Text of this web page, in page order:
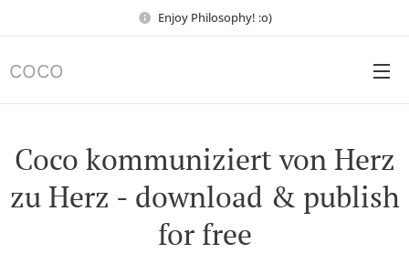
Enjoy Philosophy! :o)
COCO
Coco kommuniziert von Herz
zu Herz - download & publish
for free